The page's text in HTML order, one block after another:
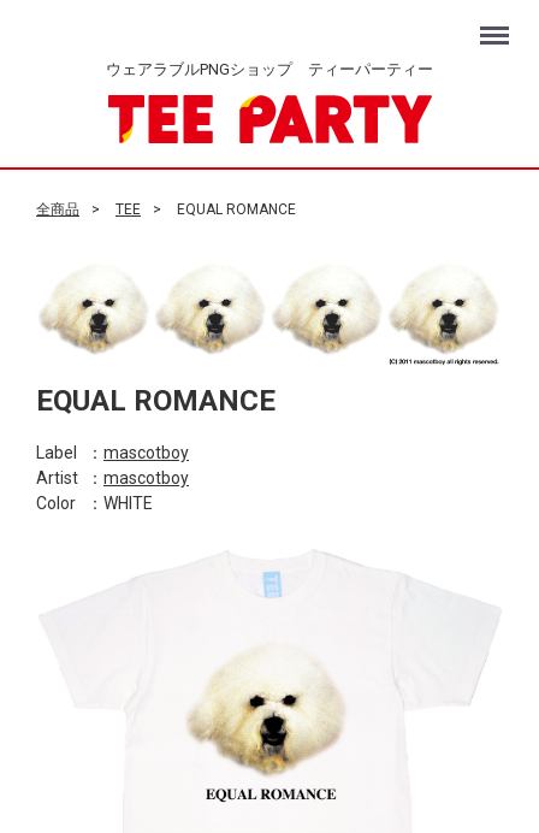
ウェアラブルPNGショップ ティーパーティー
Menu
全商品 TEE EQUAL ROMANCE
EQUAL ROMANCE
Label ： mascotboy
Artist
： mascotboy
Color
：WHITE